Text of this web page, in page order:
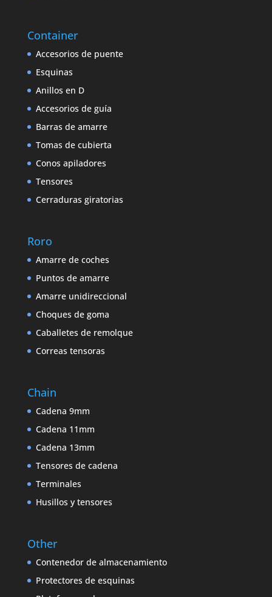
Container
Accesorios de puente
Esquinas
Anillos en D
Accesorios de guía
Barras de amarre
Tomas de cubierta
Conos apiladores
Tensores
Cerraduras giratorias
Roro
Amarre de coches
Puntos de amarre
Amarre unidireccional
Choques de goma
Caballetes de remolque
Correas tensoras
Chain
Cadena 9mm
Cadena 11mm
Cadena 13mm
Tensores de cadena
Terminales
Husillos y tensores
Other
Contenedor de almacenamiento
Protectores de esquinas